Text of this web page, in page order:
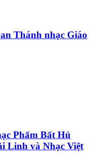
Thánh nhạc Giáo
Phẩm Bất Hủ
Linh và Nhạc Việt